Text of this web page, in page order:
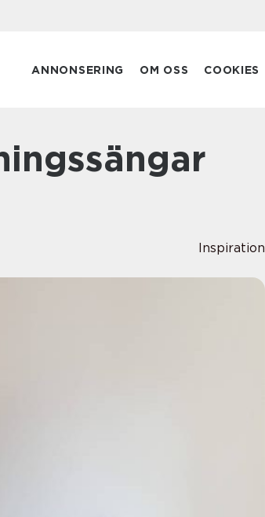
ANNONSERING OM OSS COOKIES
Inspiration